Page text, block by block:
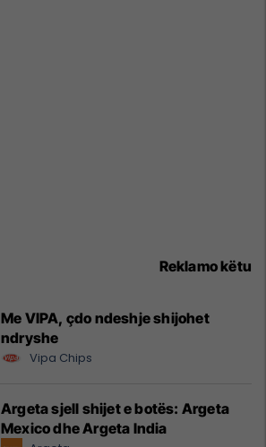
Reklamo këtu
Me VIPA, çdo ndeshje shijohet
ndryshe
Vipa Chips
Argeta sjell shijet e botës: Argeta
Mexico dhe Argeta India